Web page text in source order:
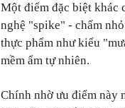
Một điểm đặc biệt khác
nghệ "spike" - chấm
thực phẩm như kiểu
mềm ẩm tự nhiên.
Chính nhờ ưu điểm này